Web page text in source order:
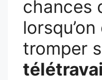
chances
tromper